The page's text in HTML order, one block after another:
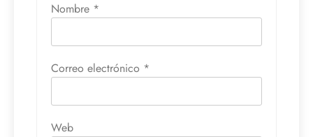
Nombre *
Correo electrónico *
Web